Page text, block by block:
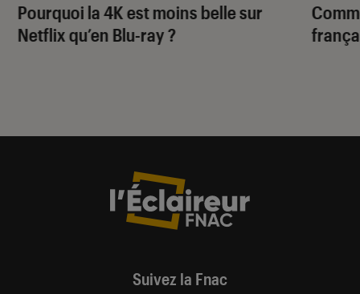
Pourquoi la 4K est moins belle sur
Netflix qu’en Blu-ray ?
Suivez la Fnac